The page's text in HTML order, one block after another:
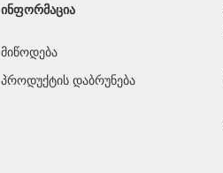
ᲘᲜᲤᲝᲠᲛᲐᲪᲘᲐ
მიწოდება
პროდუქტის დაბრუნება